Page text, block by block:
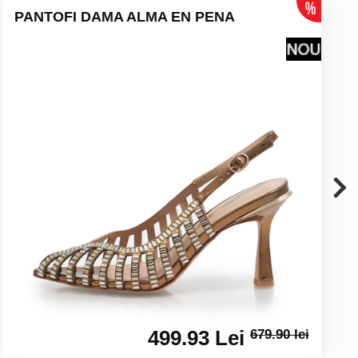
PANTOFI DAMA ALMA EN PENA
499.93 Lei679.90 lei